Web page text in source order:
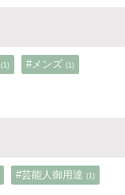
(1) #メンズ (1)
#芸能人御用達 (1)